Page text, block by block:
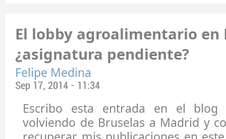
El lobby agroalimentario en
¿asignatura pendiente?
Felipe Medina
Sep 17, 2014 - 11:34
Escribo esta entrada en el blog
volviendo de Bruselas a Madrid y